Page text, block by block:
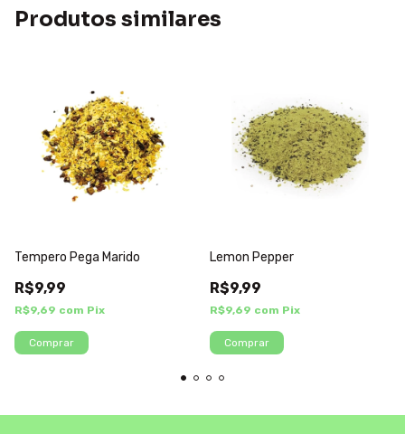
Produtos similares
Tempero Pega Marido
R$9,99
R$9,69 com Pix
Comprar
Lemon Pepper
R$9,99
R$9,69 com Pix
Comprar